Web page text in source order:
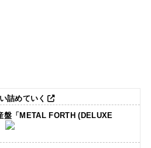
詰めていく
盤「METAL FORTH (DELUXE